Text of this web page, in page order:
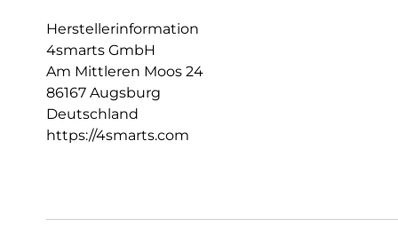
Herstellerinformation
4smarts GmbH
Am Mittleren Moos 24
86167 Augsburg
Deutschland
https://4smarts.com